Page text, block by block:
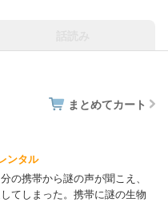
まとめてカート
ンタル
の携帯から謎の声が聞こえ、
てしまった。携帯に謎の生物